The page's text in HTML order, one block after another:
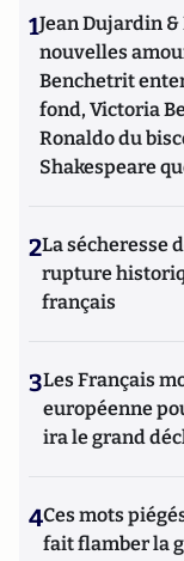
1Jean Dujardin
nouvelles
Benchetrit
fond, Victoria
Ronaldo du
Shakespeare
2La sécheresse
rupture
français
3Les Français
européenne
ira le grand
4Ces mots
fait flamber la